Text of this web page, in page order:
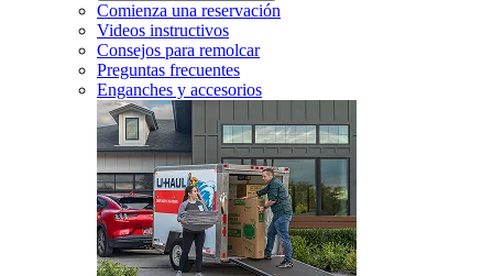
Comienza una reservación
Videos instructivos
Consejos para remolcar
Preguntas frecuentes
Enganches y accesorios